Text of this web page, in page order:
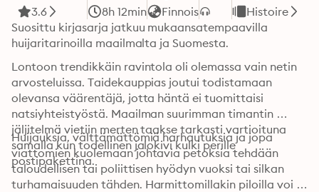
3.6 8h 12min Finnois
Histoire
Suosittu kirjasarja jatkuu mukaansatempaavilla
Lontoon trendikkäin ravintola oli olemassa vain netin
arvosteluissa. Taidekauppias joutui todistamaan
olevansa väärentäjä, jotta häntä ei tuomittaisi
natsiyhteistyöstä. Maailman suurimman timantin
jäljitelmä vietiin merten taakse tarkasti vartioituna
samalla kun todellinen jalokivi kulki perille
postipakettina.
Huijauksia, välttämättömiä harhautuksia ja jopa
viattomien kuolemaan johtavia petoksia tehdään
taloudellisen tai poliittisen hyödyn vuoksi tai silkan
turhamaisuuden tähden. Harmittomillakin piloilla voi